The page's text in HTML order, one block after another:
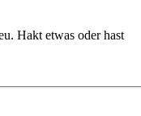
Hakt etwas oder hast